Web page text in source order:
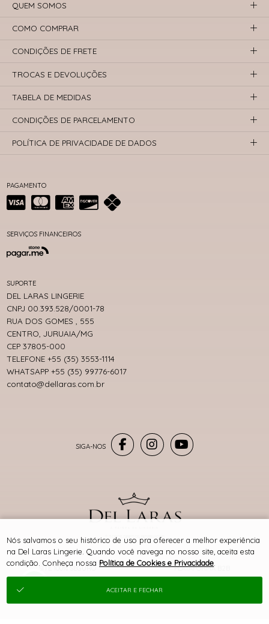
PAGAMENTO
SERVIÇOS FINANCEIROS
SITE 100% SEGURO PLATAFORMA B2B
SUPORTE
DEL LARAS LINGERIE
CNPJ 00.393.528/0001-78
RUA DOS GOMES , 555
CENTRO, JURUAIA/MG
CEP 37805-000
TELEFONE +55 (35) 3553-1114
WHATSAPP +55 (35) 99776-6017
contato@dellaras.com.br
QUEM SOMOS
COMO COMPRAR
CONDIÇÕES DE FRETE
TROCAS E DEVOLUÇÕES
TABELA DE MEDIDAS
CONDIÇÕES DE PARCELAMENTO
POLÍTICA DE PRIVACIDADE DE DADOS
® TODOS DIREITOS RESERVADOS
Nós salvamos o seu histórico de uso pra oferecer a melhor experiência
na Del Laras Lingerie. Quando você navega no nosso site, aceita esta
condição. Conheça nossa Política de Cookies e Privacidade
ACEITAR E FECHAR